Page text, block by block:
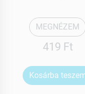
MEGNÉZEM
419 Ft
Kosárba